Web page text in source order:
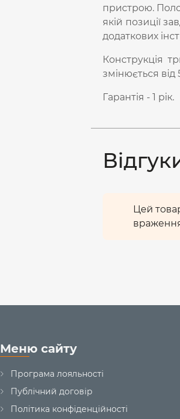
пристрою.
якій позиції
додаткових
Конструкція
змінюється
Гарантія - 1 рік.
Цей
Меню сайту
Програма лояльності
Публічний договір
Політика конфіденційності